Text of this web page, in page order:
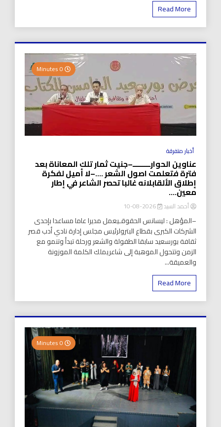
Read More
أخبار متفرقة
عناوين الحوارـــــــــ–جنيت ثمار تلك المعاناة بعد
فترة فتعلمت اصول الشعر ….–لا أميل لفكرة
إطلاق الألقابلانه غالبا تحصر الشاعر في إطار
معين….
أحمد السيد 2026-08-10
–المؤهل : ليسانس الحقوقـيعمل مديرا عاما مساعدا بإحدى
الشركات الكبرى بقطاع البترولرئيس مجلس إدارة نادي أدب قصر
ثقافة بورسعيد سابقا الطفولة والشعر ورحلة تبدأ وتنمو مع
الزمن وتتحول الموهبة إلى شاعريملك الكلمة الموزونة
والعميقة...
Read More